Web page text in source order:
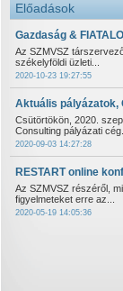
Előadások
Gazdaság &
Az SZMVSZ
székelyföldi üzleti...
2020-10-23 19:27:55
Aktuális pályázatok,
Csütörtökön, 2020.
Consulting pályázati cég...
2020-09-03 14:27:28
RESTART online
Az SZMVSZ részéről,
figyelmeteket erre az...
2020-05-19 14:05:36